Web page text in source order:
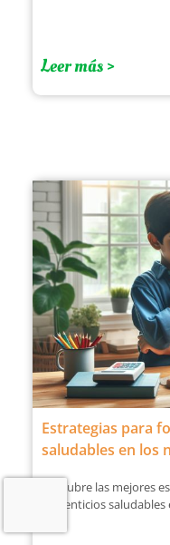
Leer más >
Estrategias para
saludables en los
Descubre las mejores
alimenticios